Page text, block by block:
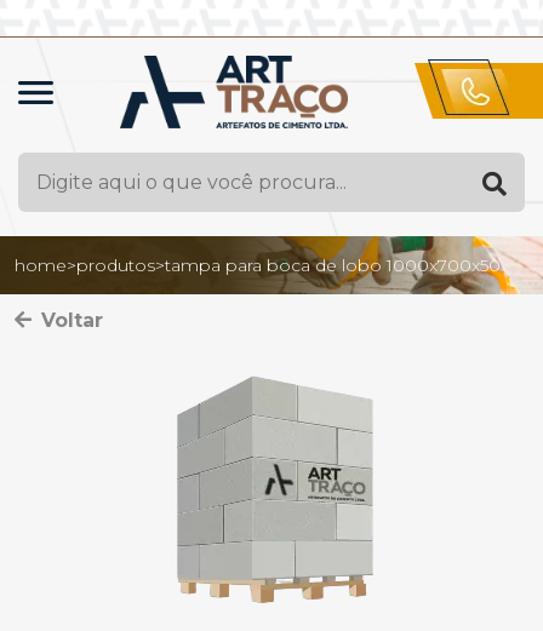
home>produtos>tampa para boca de lobo 1000x700x50
Voltar